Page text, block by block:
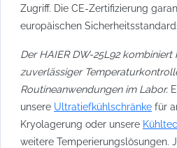
Zugriff. Die CE-Zertifizierung
europäischen
Der HAIER DW-25L92
zuverlässiger
Routineanwendungen im Labor.
unsere Ultratiefkühlschränke für
Kryolagerung oder unsere
weitere Temperierungslösungen.